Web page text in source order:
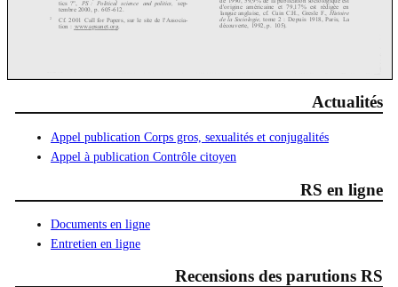
Actualités
Appel publication Corps gros, sexualités et conjugalités
Appel à publication Contrôle citoyen
RS en ligne
Documents en ligne
Entretien en ligne
Recensions des parutions RS